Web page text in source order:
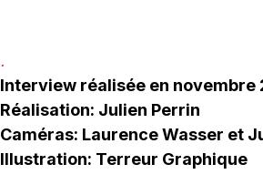
.
Interview réalisée en novembre
Réalisation: Julien Perrin
Caméras: Laurence Wasser et
Illustration: Terreur Graphique